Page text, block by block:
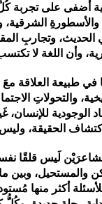
أضفى على تجربة
الشرقية،
الحديث، وتجاربِ
وأن اللغة لا
في طبيعة العلاقة
والتحولاتِ
الوجودية
الحقيقة،
لَيس قلقًا
والمستحيل، وبين
أكثر منها